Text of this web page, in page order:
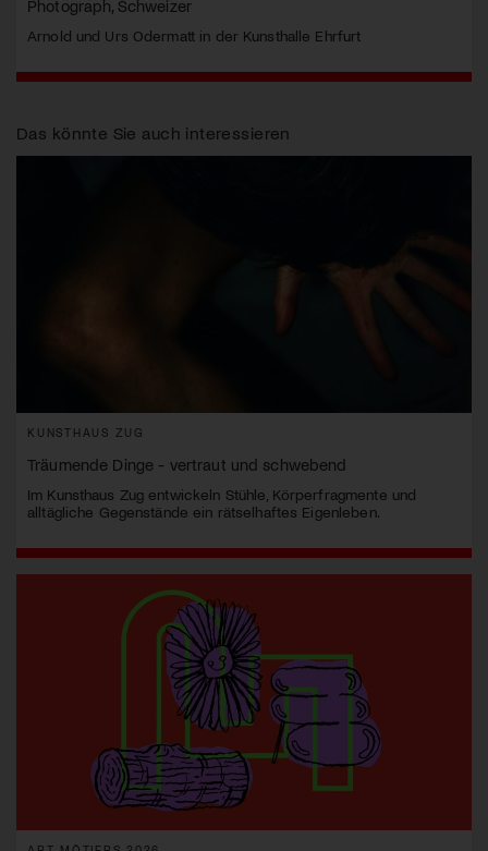
Photograph, Schweizer
Arnold und Urs Odermatt in der Kunsthalle Ehrfurt
Das könnte Sie auch interessieren
KUNSTHAUS ZUG
Träumende Dinge - vertraut und schwebend
Im Kunsthaus Zug entwickeln Stühle, Körperfragmente und
alltägliche Gegenstände ein rätselhaftes Eigenleben.